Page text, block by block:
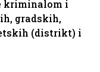
kriminalom i
gradskih,
(distrikt) i